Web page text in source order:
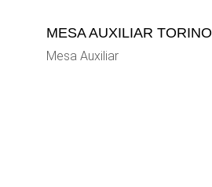
MESA AUXILIAR TORINO
Mesa Auxiliar